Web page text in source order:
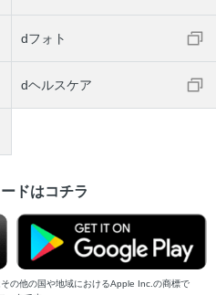
dフォト
dヘルスケア
ドはコチラ
の他の国や地域におけるApple Inc.の商標で